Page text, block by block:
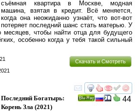
съёмная квартира в Москве, модная
машина, взятая в кредит. Всё меняется,
когда она неожиданно узнаёт, что вот-вот
потеряет последний шанс стать матерью. У
месяцев, чтобы найти отца для будущего
особенно когда у тебя такой сильный
Скачать и Смотреть
смотреть
44
Последний Богатырь:
Корень Зла (2021)